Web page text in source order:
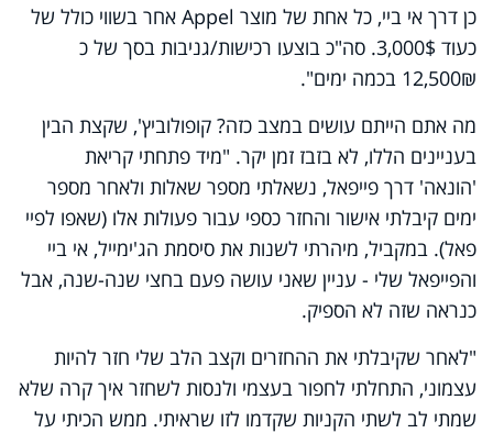
כן דרך אי ביי, כל אחת של מוצר Appel אחר בשווי כולל של
כעוד 3,000$. סה"כ בוצעו רכישות/גניבות בסך של כ
12,500₪ בכמה ימים".
מה אתם הייתם עושים במצב כזה? קופולוביץ', שקצת הבין
בעניינים הללו, לא בזבז זמן יקר. "מיד פתחתי קריאת
'הונאה' דרך פייפאל, נשאלתי מספר שאלות ולאחר מספר
ימים קיבלתי אישור והחזר כספי עבור פעולות אלו (שאפו לפיי
פאל). במקביל, מיהרתי לשנות את סיסמת הג'ימייל, אי ביי
והפייפאל שלי - עניין שאני עושה פעם בחצי שנה-שנה, אבל
כנראה שזה לא הספיק.
"לאחר שקיבלתי את ההחזרים וקצב הלב שלי חזר להיות
עצמוני, התחלתי לחפור בעצמי ולנסות לשחזר איך קרה שלא
שמתי לב לשתי הקניות שקדמו לזו שראיתי. ממש הכיתי על